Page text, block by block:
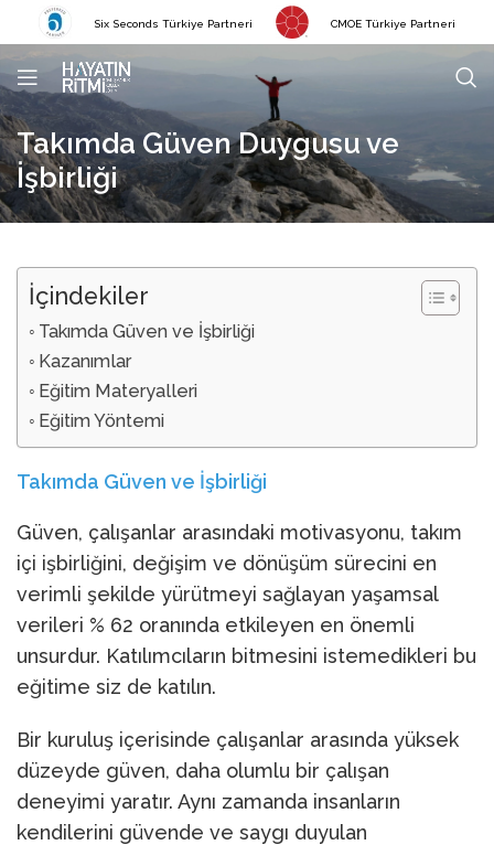
Six Seconds Türkiye Partneri CMOE Türkiye Partneri
Takımda Güven Duygusu ve
İşbirliği
İçindekiler
Takımda Güven ve İşbirliği
Kazanımlar
Eğitim Materyalleri
Eğitim Yöntemi
Takımda Güven ve İşbirliği
Güven, çalışanlar arasındaki motivasyonu, takım
içi işbirliğini, değişim ve dönüşüm sürecini en
verimli şekilde yürütmeyi sağlayan yaşamsal
verileri % 62 oranında etkileyen en önemli
unsurdur. Katılımcıların bitmesini istemedikleri bu
eğitime siz de katılın.
Bir kuruluş içerisinde çalışanlar arasında yüksek
düzeyde güven, daha olumlu bir çalışan
deneyimi yaratır. Aynı zamanda insanların
kendilerini güvende ve saygı duyulan